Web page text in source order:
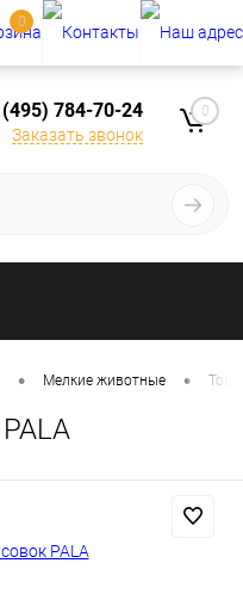
784-70-24
Заказать звонок
0
• Мелкие животные •
0